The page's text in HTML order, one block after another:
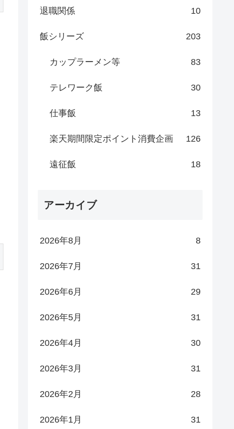
退職関係 10
飯シリーズ 203
カップラーメン等 83
テレワーク飯 30
仕事飯 13
楽天期間限定ポイント消費企画 126
遠征飯 18
アーカイブ
2026年8月 8
2026年7月 31
2026年6月 29
2026年5月 31
2026年4月 30
2026年3月 31
2026年2月 28
2026年1月 31